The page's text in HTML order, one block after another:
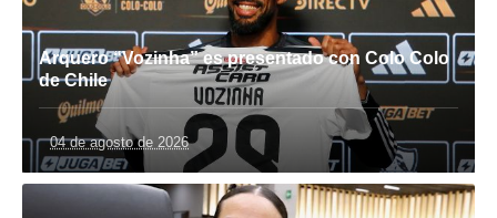
Arquero “Vozinha” es presentado con Colo Colo
de Chile
04 de agosto de 2026